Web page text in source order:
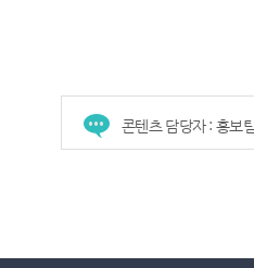
콘텐츠 담당자 : 홍보